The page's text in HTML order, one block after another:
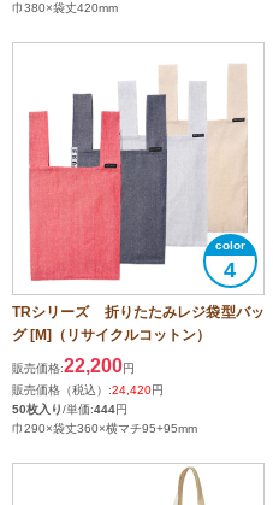
巾380×袋丈420mm
4
TRシリーズ 折りたたみレジ袋型バッ
グ [M]（リサイクルコットン）
販売価格:22,200円
販売価格（税込）:24,420円
50枚入り/単価:444円
巾290×袋丈360×横マチ95+95mm